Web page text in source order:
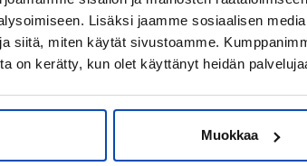
Lisäksi jaamme sosiaalisen
siitä, miten käytät sivustoamme.
on kerätty, kun olet käyttänyt heidän
Muokkaa
ja jääkaappi
istuin ja suihku